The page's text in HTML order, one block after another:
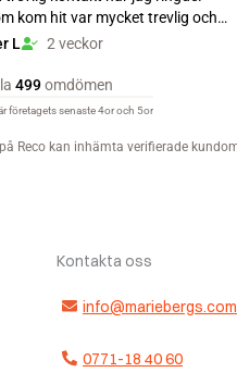
Kontakta oss
info@mariebergs.com
0771-18 40 60